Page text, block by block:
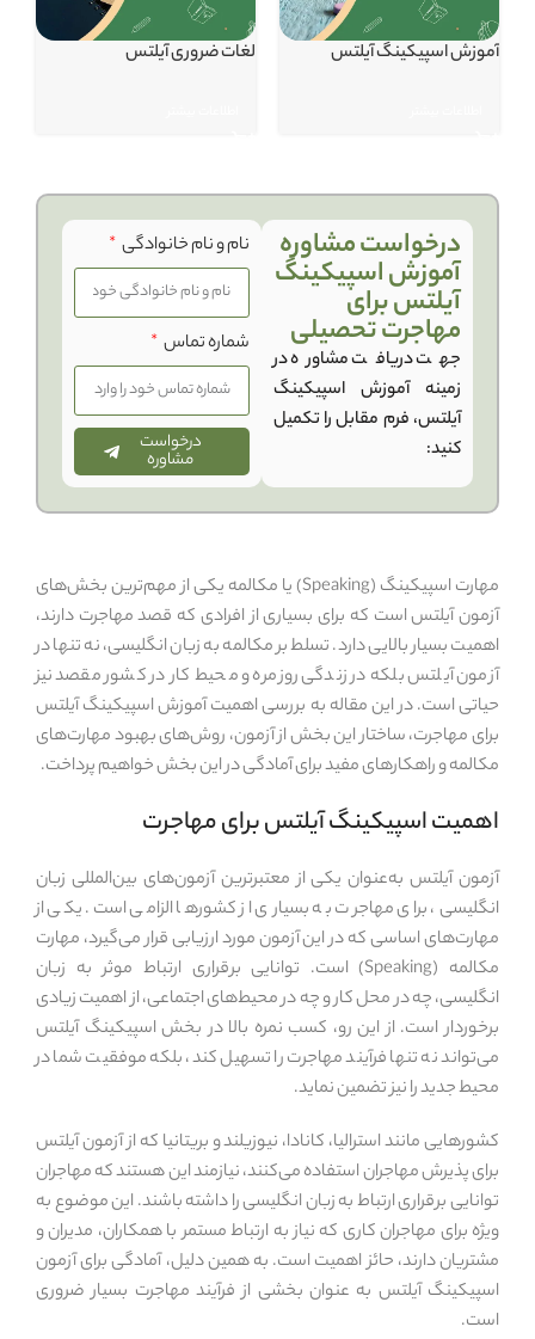
آموزش اسپیکینگ آیلتس لغات ضروری آیلتس
درخواست مشاوره
آموزش اسپیکینگ
آیلتس برای
مهاجرت تحصیلی
جهت دریافت مشاوره در
زمینه آموزش اسپیکینگ
آیلتس، فرم مقابل را تکمیل
کنید:
نام و نام خانوادگی
شماره تماس
درخواست
مشاوره
مهارت اسپیکینگ (Speaking) یا مکالمه یکی از مهم‌ترین بخش‌های
آزمون آیلتس است که برای بسیاری از افرادی که قصد مهاجرت دارند،
اهمیت بسیار بالایی دارد. تسلط بر مکالمه به زبان انگلیسی، نه تنها در
آزمون آیلتس بلکه در زندگی روزمره و محیط کار در کشور مقصد نیز
حیاتی است. در این مقاله به بررسی اهمیت آموزش اسپیکینگ آیلتس
برای مهاجرت، ساختار این بخش از آزمون، روش‌های بهبود مهارت‌های
مکالمه و راهکارهای مفید برای آمادگی در این بخش خواهیم پرداخت.
اهمیت اسپیکینگ آیلتس برای مهاجرت
آزمون آیلتس به‌عنوان یکی از معتبرترین آزمون‌های بین‌المللی زبان
انگلیسی، برای مهاجرت به بسیاری از کشورها الزامی است. یکی از
مهارت‌های اساسی که در این آزمون مورد ارزیابی قرار می‌گیرد، مهارت
مکالمه (Speaking) است. توانایی برقراری ارتباط موثر به زبان
انگلیسی، چه در محل کار و چه در محیط‌های اجتماعی، از اهمیت زیادی
برخوردار است. از این رو، کسب نمره بالا در بخش اسپیکینگ آیلتس
می‌تواند نه تنها فرآیند مهاجرت را تسهیل کند، بلکه موفقیت شما در
محیط جدید را نیز تضمین نماید.
کشورهایی مانند استرالیا، کانادا، نیوزیلند و بریتانیا که از آزمون آیلتس
برای پذیرش مهاجران استفاده می‌کنند، نیازمند این هستند که مهاجران
توانایی برقراری ارتباط به زبان انگلیسی را داشته باشند. این موضوع به
ویژه برای مهاجران کاری که نیاز به ارتباط مستمر با همکاران، مدیران و
مشتریان دارند، حائز اهمیت است. به همین دلیل، آمادگی برای آزمون
اسپیکینگ آیلتس به عنوان بخشی از فرآیند مهاجرت بسیار ضروری
است.